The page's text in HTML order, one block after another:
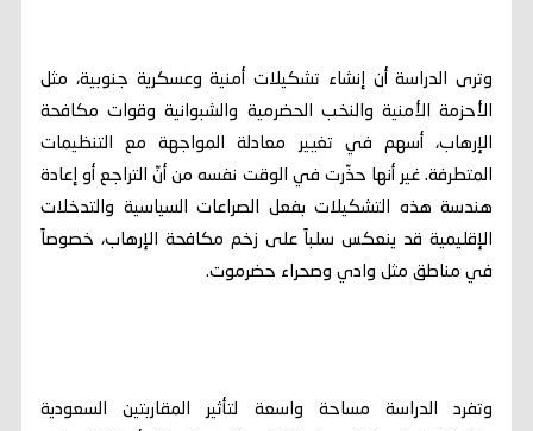
وترى الدراسة أن إنشاء تشكيلات أمنية وعسكرية جنوبية، مثل
الأحزمة الأمنية والنخب الحضرمية والشبوانية وقوات مكافحة
الإرهاب، أسهم في تغيير معادلة المواجهة مع التنظيمات
المتطرفة. غير أنها حذّرت في الوقت نفسه من أنّ التراجع أو إعادة
هندسة هذه التشكيلات بفعل الصراعات السياسية والتدخلات
الإقليمية قد ينعكس سلباً على زخم مكافحة الإرهاب، خصوصاً
في مناطق مثل وادي وصحراء حضرموت.
وتفرد الدراسة مساحة واسعة لتأثير المقاربتين السعودية